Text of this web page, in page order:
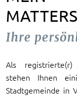
Ihre
Als registrierte(r)
stehen Ihnen
Stadtgemeinde in